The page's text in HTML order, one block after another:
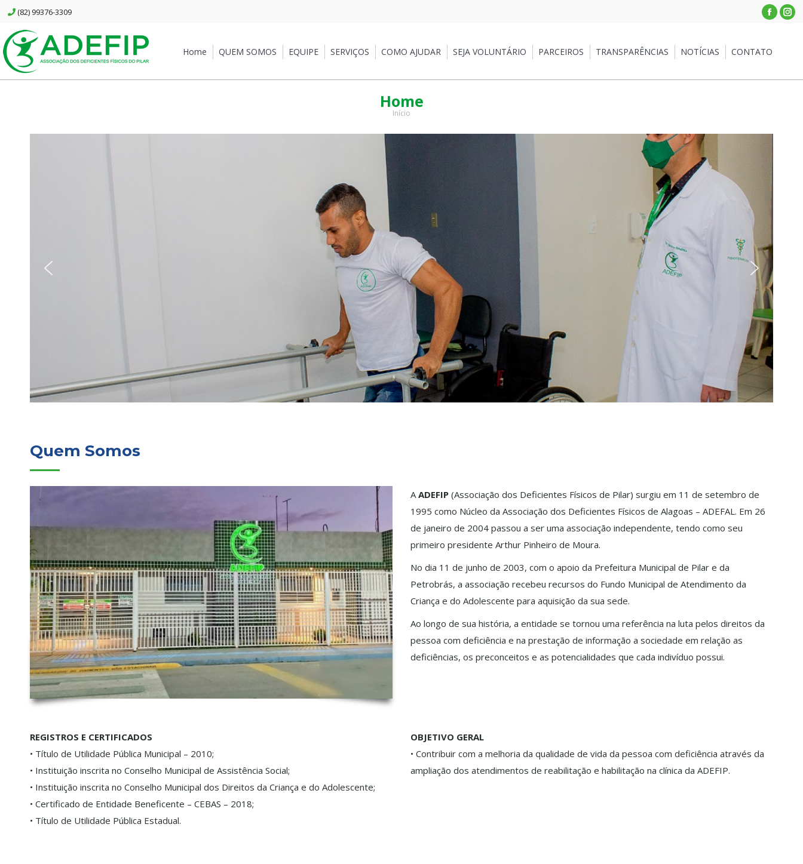
(82) 99376-3309
Home QUEM SOMOS EQUIPE SERVIÇOS COMO AJUDAR SEJA VOLUNTÁRIO PARCEIROS TRANSPARÊNCIAS NOTÍCIAS CONTATO
Home
Você está aqui:
Início
Quem Somos
AADEFIP (Associação dos Deficientes Físicos de Pilar) surgiu em 11 de setembro de
1995 como Núcleo da Associação dos Deficientes Físicos de Alagoas – ADEFAL. Em 26
de janeiro de 2004 passou a ser uma associação independente, tendo como seu
primeiro presidente Arthur Pinheiro de Moura.
No dia 11 de junho de 2003, com o apoio da Prefeitura Municipal de Pilar e da
Petrobrás, a associação recebeu recursos do Fundo Municipal de Atendimento da
Criança e do Adolescente para aquisição da sua sede.
Ao longo de sua história, a entidade se tornou uma referência na luta pelos direitos da
pessoa com deficiência e na prestação de informação a sociedade em relação as
deficiências, os preconceitos e as potencialidades que cada indivíduo possui.
REGISTROS E CERTIFICADOS
• Título de Utilidade Pública Municipal – 2010;
• Instituição inscrita no Conselho Municipal de Assistência Social;
• Instituição inscrita no Conselho Municipal dos Direitos da Criança e do Adolescente;
• Certificado de Entidade Beneficente – CEBAS – 2018;
• Título de Utilidade Pública Estadual.
OBJETIVO GERAL
• Contribuir com a melhoria da qualidade de vida da pessoa com deficiência através da
ampliação dos atendimentos de reabilitação e habilitação na clínica da ADEFIP.